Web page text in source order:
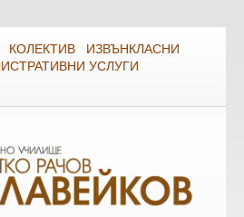
КОЛЕКТИВ
ИЗВЪНКЛАСНИ
УСЛУГИ